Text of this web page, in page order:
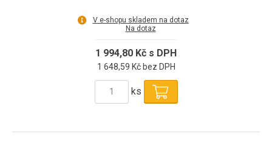
V e-shopu skladem na dotaz
Na dotaz
1 994,80 Kč s DPH
1 648,59 Kč bez DPH
ks